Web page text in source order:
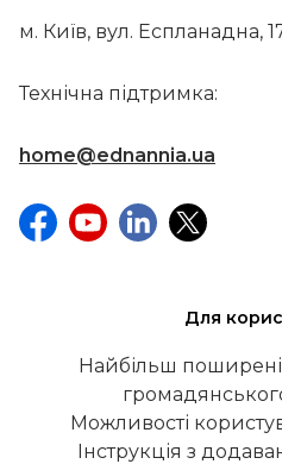
м. Київ, вул. Еспланадна,
Технічна підтримка:
home@ednannia.ua
Для
Найбільш
Можливості
Інструкція з